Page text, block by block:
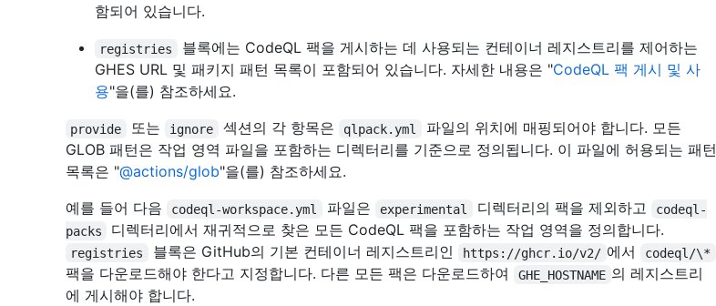
함되어 있습니다.
registries
블록에는 CodeQL 팩을 게시하는 데 사용되는 컨테이너 레지스트리를 제어하는
GHES URL 및 패키지 패턴 목록이 포함되어 있습니다. 자세한 내용은 "CodeQL 팩 게시 및 사
용"을(를) 참조하세요.
provide 또는 ignore 섹션의 각 항목은 qlpack.yml
파일의 위치에 매핑되어야 합니다. 모든
GLOB 패턴은 작업 영역 파일을 포함하는 디렉터리를 기준으로 정의됩니다. 이 파일에 허용되는 패턴
목록은 "@actions/glob"을(를) 참조하세요.
예를 들어 다음
codeql-workspace.yml 파일은 experimental 디렉터리의 팩을 제외하고
codeql-
packs
디렉터리에서 재귀적으로 찾은 모든 CodeQL 팩을 포함하는 작업 영역을 정의합니다.
registries 블록은 GitHub의 기본 컨테이너 레지스트리인 https://ghcr.io/v2/ 에서 codeql/\*
팩을 다운로드해야 한다고 지정합니다. 다른 모든 팩은 다운로드하여 GHE_HOSTNAME 의 레지스트리
에 게시해야 합니다.